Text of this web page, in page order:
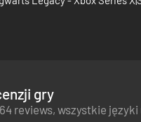
gry
reviews, wszystkie